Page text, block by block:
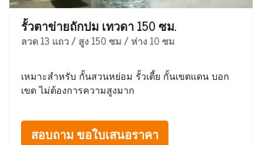
รั้วตาข่ายถักปม เทวดา 150 ซม.
ลวด 13 แถว / สูง 150 ซม / ห่าง 10 ซม
เหมาะสำหรับ กั้นสวนหย่อม รั้วเตี้ย กั้นเขตแดน บอก
เขต ไม่ต้องการความสูงมาก
สอบถาม ขอใบเสนอราคา